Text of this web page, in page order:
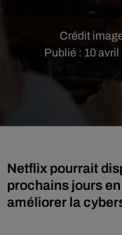
Publié : 10
Crédit
Netflix pourrait
prochains jours
améliorer la